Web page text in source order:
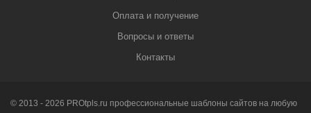
Оплата и получение
Вопросы и ответы
Контакты
© 2013 - 2026 PROtpls.ru профессиональные шаблоны сайтов на любую